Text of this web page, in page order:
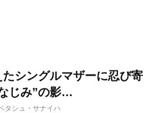
シングルマザーに忍び寄
じみ”の影…
タシュ・サナイハ